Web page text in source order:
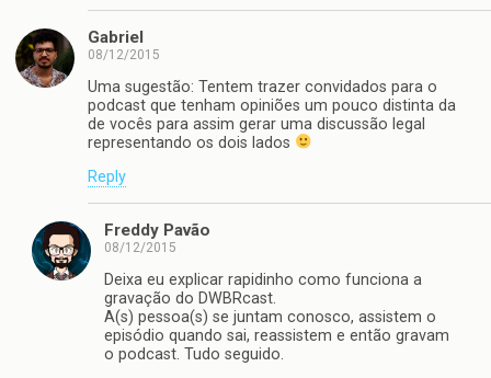
Gabriel
08/12/2015
Uma sugestão: Tentem trazer convidados para o
podcast que tenham opiniões um pouco distinta da
de vocês para assim gerar uma discussão legal
representando os dois lados
Reply
Freddy Pavão
08/12/2015
Deixa eu explicar rapidinho como funciona a
gravação do DWBRcast.
A(s) pessoa(s) se juntam conosco, assistem o
episódio quando sai, reassistem e então gravam
o podcast. Tudo seguido.